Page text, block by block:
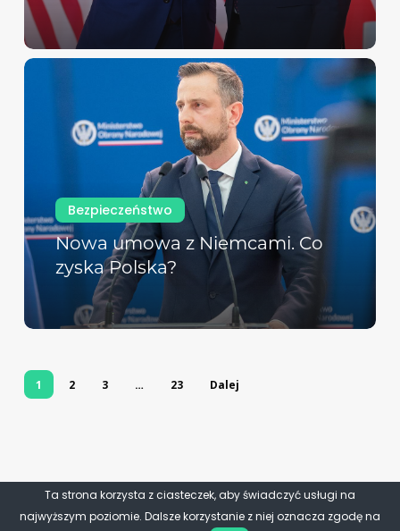
Bezpieczeństwo
Nowa umowa z Niemcami. Co
zyska Polska?
1 2 3 … 23 Dalej
Ta strona korzysta z ciasteczek, aby świadczyć usługi na
najwyższym poziomie. Dalsze korzystanie z niej oznacza zgodę na